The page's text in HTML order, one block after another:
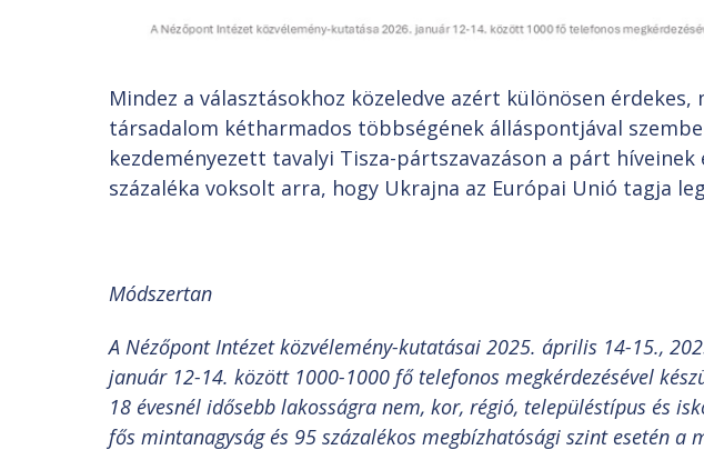
Mindez a választásokhoz közeledve azért különösen
társadalom kétharmados többségének álláspontjával
kezdeményezett tavalyi Tisza-pártszavazáson a párt
százaléka voksolt arra, hogy Ukrajna az Európai Unió tagja
Módszertan
A Nézőpont Intézet közvélemény-kutatásai 2025. április 14-15.,
január 12-14. között 1000-1000 fő telefonos megkérdezésével
18 évesnél idősebb lakosságra nem, kor, régió, településtípus és
fős mintanagyság és 95 százalékos megbízhatósági szint esetén a